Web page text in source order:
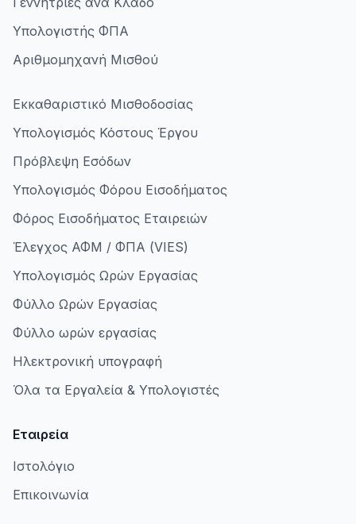
Υπολογιστής ΦΠΑ
Αριθμομηχανή Μισθού
Εκκαθαριστικό Μισθοδοσίας
Υπολογισμός Κόστους Έργου
Πρόβλεψη Εσόδων
Υπολογισμός Φόρου Εισοδήματος
Φόρος Εισοδήματος Εταιρειών
Έλεγχος ΑΦΜ / ΦΠΑ (VIES)
Υπολογισμός Ωρών Εργασίας
Φύλλο Ωρών Εργασίας
Φύλλο ωρών εργασίας
Ηλεκτρονική υπογραφή
Όλα τα Εργαλεία & Υπολογιστές
Εταιρεία
Ιστολόγιο
Επικοινωνία